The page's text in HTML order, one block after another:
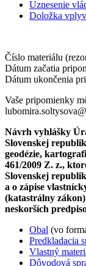
Uznesenie
Doložka
Číslo materiálu
Dátum začatia
Dátum ukončenia
Vaše pripomienky
Návrh vyhlášky
Slovenskej
geodézie,
461/2009 Z. z.,
Slovenskej
a o zápise
(katastrálny
neskorších
Obal (vo
Predkladacia
Vlastný
Dôvodová